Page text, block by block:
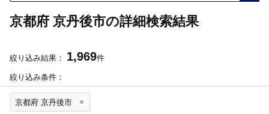
京都府 京丹後市の詳細検索結果
絞り込み結果： 1,969件
絞り込み条件：
京都府 京丹後市